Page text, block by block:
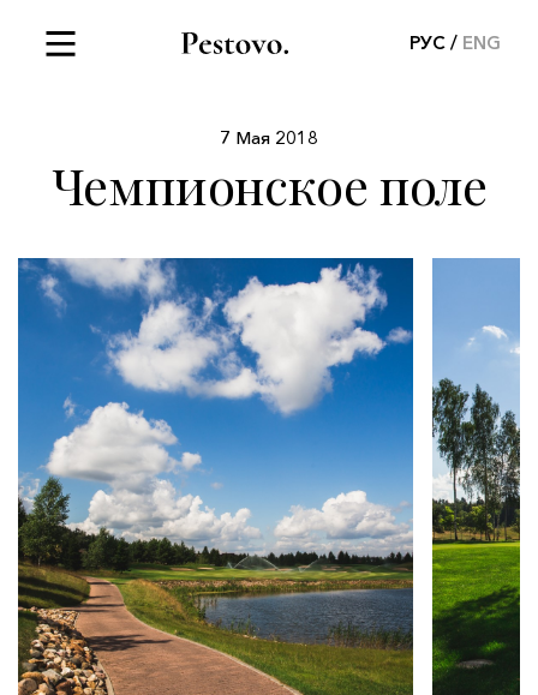
РУС ENG
7 Мая 2018
Чемпионское поле